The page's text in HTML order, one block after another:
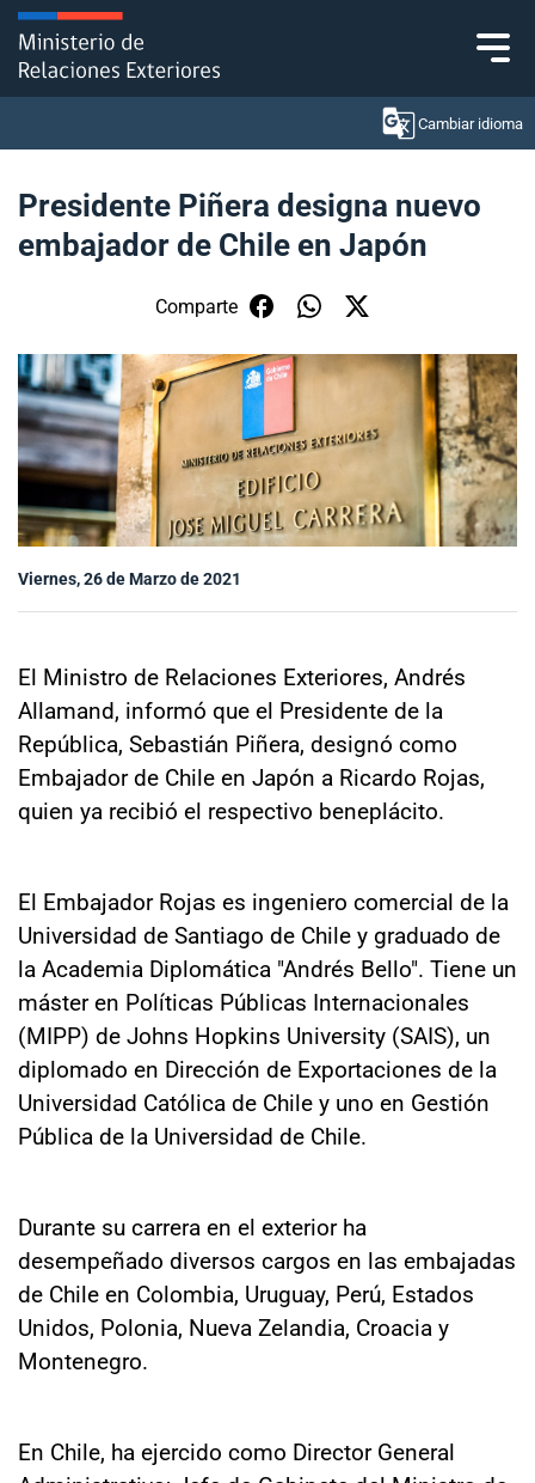
Click acá para ir directamente al contenido
Cambiar idioma
Ministerio
Política Exterior
Embajadas y consulados
Servicios ciudadanos
Subsecretaría de Relaciones Económicas
Internacionales
Sala de prensa
modo claro
Presidente Piñera designa nuevo
embajador de Chile en Japón
Comparte
Viernes, 26 de Marzo de 2021
El Ministro de Relaciones Exteriores, Andrés
Allamand, informó que el Presidente de la
República, Sebastián Piñera, designó como
Embajador de Chile en Japón a Ricardo Rojas,
quien ya recibió el respectivo beneplácito.
El Embajador Rojas es ingeniero comercial de la
Universidad de Santiago de Chile y graduado de
la Academia Diplomática "Andrés Bello". Tiene un
máster en Políticas Públicas Internacionales
(MIPP) de Johns Hopkins University (SAIS), un
diplomado en Dirección de Exportaciones de la
Universidad Católica de Chile y uno en Gestión
Pública de la Universidad de Chile.
Durante su carrera en el exterior ha
desempeñado diversos cargos en las embajadas
de Chile en Colombia, Uruguay, Perú, Estados
Unidos, Polonia, Nueva Zelandia, Croacia y
Montenegro.
En Chile, ha ejercido como Director General